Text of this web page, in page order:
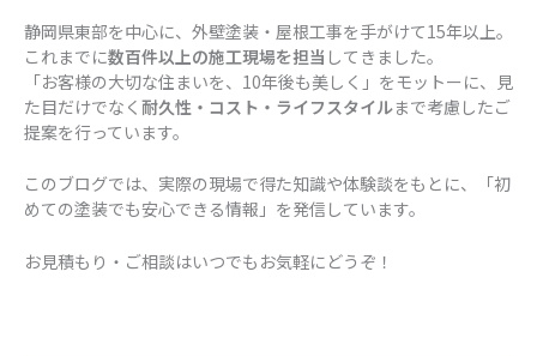
静岡県東部を中心に、外壁塗装・屋根工事を手がけて15年以上。
これまでに数百件以上の施工現場を担当 してきました。
「お客様の大切な住まいを、10年後も美しく」をモットーに、見
た目だけでなく 耐久性・コスト・ライフスタイルまで考慮したご
提案を行っています。
このブログでは、実際の現場で得た知識や体験談をもとに、「初
めての塗装でも安心できる情報」を発信しています。
お見積もり・ご相談はいつでもお気軽にどうぞ！